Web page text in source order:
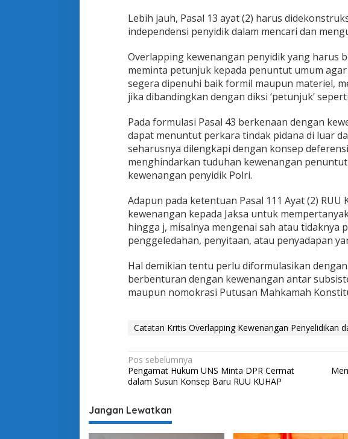
Lebih jauh, Pasal 13 ayat (2) harus
independensi penyidik dalam mencari dan
Overlapping kewenangan penyidik yang harus
meminta petunjuk kepada penuntut umum
segera dipenuhi baik formil maupun materiel,
jika dibandingkan dengan diksi ‘petunjuk’
Pada formulasi Pasal 43 berkenaan dengan
dapat menuntut perkara tindak pidana di luar
seharusnya dilengkapi dengan konsep
menghindarkan tuduhan kewenangan
kewenangan penyidik Polri.
Adapun pada ketentuan Pasal 111 Ayat (2) RUU
kewenangan kepada Jaksa untuk
hingga j, misalnya mengenai sah atau tidaknya
penggeledahan, penyitaan, atau penyadapan
Hal demikian tentu perlu diformulasikan
berbenturan dengan kewenangan antar
maupun nomokrasi Putusan Mahkamah
Catatan Kritis Overlapping Kewenangan Penyelidikan
N
a
i
g
Pos sebelumnya
Pengamat Hukum UNS Minta DPR Cermat
dalam Susun Konsep Baru RUU KUHAP
Jangan Lewatkan